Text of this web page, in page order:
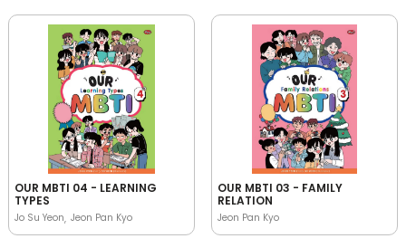
OUR MBTI 04 - LEARNING
TYPES
Jo Su Yeon Jeon Pan Kyo
OUR MBTI 03 - FAMILY
RELATION
Jeon Pan Kyo